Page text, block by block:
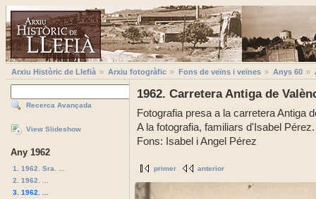
Arxiu Històric de Llefià Arxiu fotogràfic Fons de veïns i veïnes Anys 60
Recerca Avançada
View Slideshow
Any 1962
1. 1962. Sra. ...
2. 1962. ...
3. 1962. ...
1962. Carretera Antiga de
Fotografia presa a la carretera Antiga
A la fotografia, familiars d'Isabel Pérez.
Fons: Isabel i Angel Pérez
primer anterior